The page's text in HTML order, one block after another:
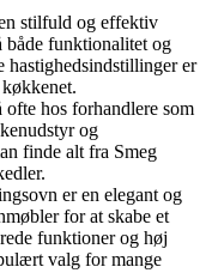
stilfuld og effektiv
både funktionalitet og
er
ofte hos forhandlere som
og
finde alt fra Smeg
er en elegant og
for at skabe et
funktioner og høj
valg for mange